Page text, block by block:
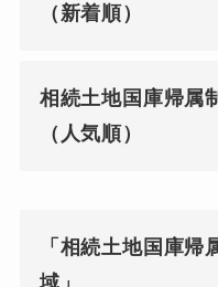
（新着順）
相続土地国庫帰属
（人気順）
「相続土地国庫